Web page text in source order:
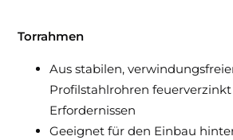
Torrahmen
Aus stabilen,
Profilstahlrohren
Erfordernissen
Geeignet für den Einbau